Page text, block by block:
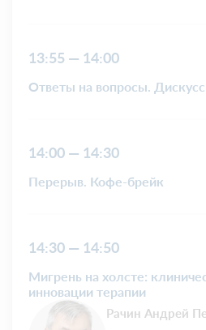
13:55 — 14:00
Ответы на вопросы.
14:00 — 14:30
Перерыв. Кофе-брейк
14:30 — 14:50
Мигрень на холсте:
инновации терапии
Рачин Андрей